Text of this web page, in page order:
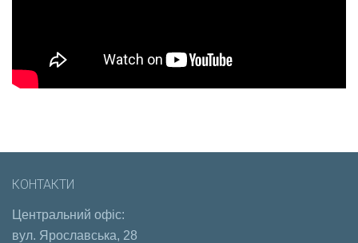
КОНТАКТИ
Центральний офіс:
вул. Ярославська, 28